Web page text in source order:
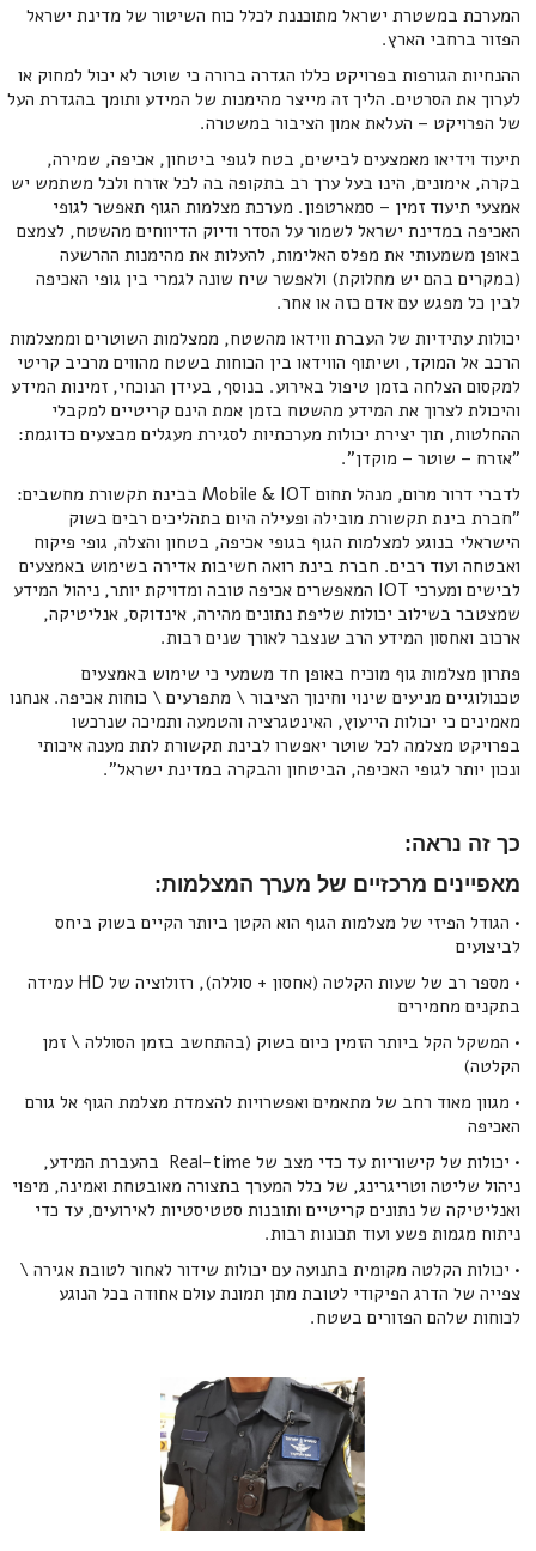
המערכת במשטרת ישראל מתוכננת לכלל כוח השיטור של מדינת ישראל
הפזור ברחבי הארץ.
ההנחיות הגורפות בפרויקט כללו הגדרה ברורה כי שוטר לא יכול למחוק או
לערוך את הסרטים. הליך זה מייצר מהימנות של המידע ותומך בהגדרת העל
של הפרויקט – העלאת אמון הציבור במשטרה.
תיעוד וידיאו מאמצעים לבישים, בטח לגופי ביטחון, אכיפה, שמירה,
בקרה, אימונים, הינו בעל ערך רב בתקופה בה לכל אזרח ולכל משתמש יש
אמצעי תיעוד זמין – סמארטפון. מערכת מצלמות הגוף תאפשר לגופי
האכיפה במדינת ישראל לשמור על הסדר ודיוק הדיווחים מהשטח, לצמצם
באופן משמעותי את מפלס האלימות, להעלות את מהימנות ההרשעה
(במקרים בהם יש מחלוקת) ולאפשר שיח שונה לגמרי בין גופי האכיפה
לבין כל מפגש עם אדם כזה או אחר.
יכולות עתידיות של העברת ווידאו מהשטח, ממצלמות השוטרים וממצלמות
הרכב אל המוקד, ושיתוף הווידאו בין הכוחות בשטח מהווים מרכיב קריטי
למקסום הצלחה בזמן טיפול באירוע. בנוסף, בעידן הנוכחי, זמינות המידע
והיכולת לצרוך את המידע מהשטח בזמן אמת הינם קריטיים למקבלי
ההחלטות, תוך יצירת יכולות מערכתיות לסגירת מעגלים מבצעים כדוגמת:
"אזרח – שוטר – מוקדן".
לדברי דרור מרום, מנהל תחום Mobile & IOT בבינת תקשורת מחשבים:
"חברת בינת תקשורת מובילה ופעילה היום בתהליכים רבים בשוק
הישראלי בנוגע למצלמות הגוף בגופי אכיפה, בטחון והצלה, גופי פיקוח
ואבטחה ועוד רבים. חברת בינת רואה חשיבות אדירה בשימוש באמצעים
לבישים ומערכי IOT המאפשרים אכיפה טובה ומדויקת יותר, ניהול המידע
שמצטבר בשילוב יכולות שליפת נתונים מהירה, אינדוקס, אנליטיקה,
ארכוב ואחסון המידע הרב שנצבר לאורך שנים רבות.
פתרון מצלמות גוף מוכיח באופן חד משמעי כי שימוש באמצעים
טכנולוגיים מניעים שינוי וחינוך הציבור \ מתפרעים \ כוחות אכיפה. אנחנו
מאמינים כי יכולות הייעוץ, האינטגרציה והטמעה ותמיכה שנרכשו
בפרויקט מצלמה לכל שוטר יאפשרו לבינת תקשורת לתת מענה איכותי
ונכון יותר לגופי האכיפה, הביטחון והבקרה במדינת ישראל".
כך זה נראה:
מאפיינים מרכזיים של מערך המצלמות:
• הגודל הפיזי של מצלמות הגוף הוא הקטן ביותר הקיים בשוק ביחס
לביצועים
• מספר רב של שעות הקלטה (אחסון + סוללה), רזולוציה של HD עמידה
בתקנים מחמירים
• המשקל הקל ביותר הזמין כיום בשוק (בהתחשב בזמן הסוללה \ זמן
הקלטה)
• מגוון מאוד רחב של מתאמים ואפשרויות להצמדת מצלמת הגוף אל גורם
האכיפה
• יכולות של קישוריות עד כדי מצב של Real-time בהעברת המידע,
ניהול שליטה וטריגרינג, של כלל המערך בתצורה מאובטחת ואמינה, מיפוי
ואנליטיקה של נתונים קריטיים ותובנות סטטיסטיות לאירועים, עד כדי
ניתוח מגמות פשע ועוד תכונות רבות.
• יכולות הקלטה מקומית בתנועה עם יכולות שידור לאחור לטובת אגירה \
צפייה של הדרג הפיקודי לטובת מתן תמונת עולם אחודה בכל הנוגע
לכוחות שלהם הפזורים בשטח.